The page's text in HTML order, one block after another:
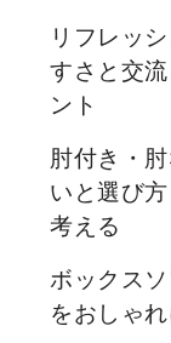
リフレッ
すさと交
ント
肘付き・
いと選び
考える
ボックス
をおしゃ